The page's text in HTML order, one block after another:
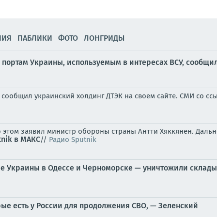
ПАБЛИКИ ФОТО ЛОНГРИДЫ
Украины, используемым в интересах ВСУ,
сообщил украинский холдинг ДТЭК на своем сайте. СМИ со
заявил министр обороны страны Антти Хяккянен.
в МАКС// Радио Sputnik
Украины в Одессе и Черноморске — уничтожили
есть у России для продолжения СВО, — Зеленский